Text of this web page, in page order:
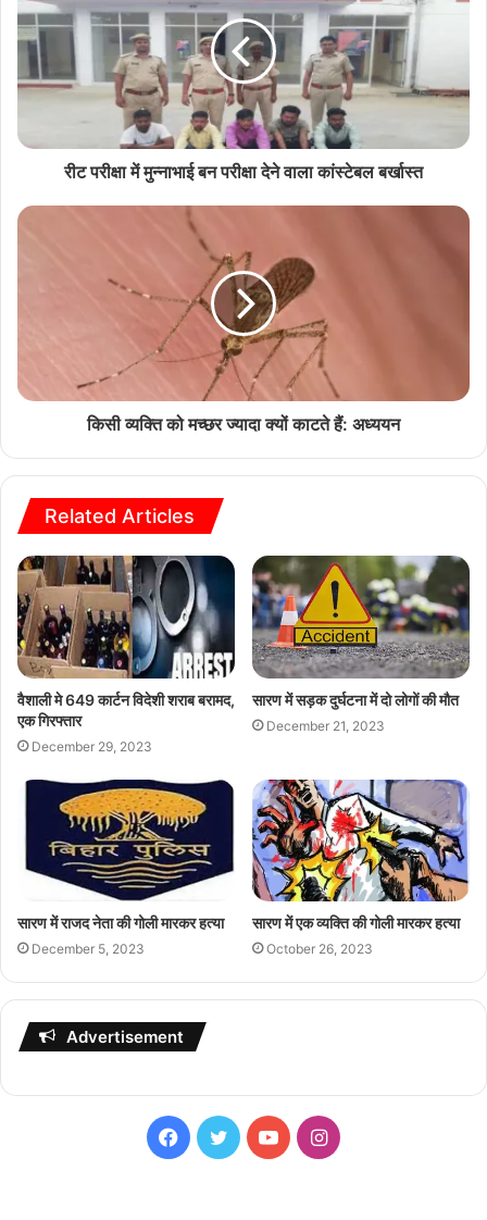
रीट परीक्षा में मुन्नाभाई बन परीक्षा देने वाला कांस्टेबल बर्खास्त
किसी व्यक्ति को मच्छर ज्यादा क्यों काटते हैं: अध्ययन
Related Articles
वैशाली मे 649 कार्टन विदेशी शराब बरामद,
एक गिरफ्तार
December 29, 2023
सारण में सड़क दुर्घटना में दो लोगों की मौत
December 21, 2023
सारण में राजद नेता की गोली मारकर हत्या
December 5, 2023
सारण में एक व्यक्ति की गोली मारकर हत्या
October 26, 2023
Advertisement
Facebook
TwitterYouTubeInstagram